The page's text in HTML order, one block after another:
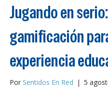
Jugando en
gamificación
experiencia
Por Sentidos En Red | 5